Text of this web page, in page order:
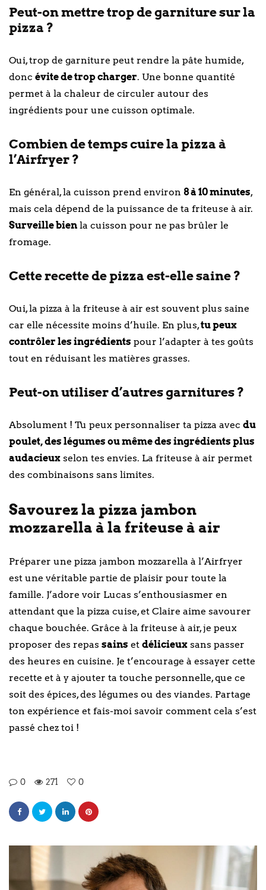
Peut-on mettre trop de garniture sur la
pizza ?
Oui, trop de garniture peut rendre la pâte humide,
donc évite de trop charger. Une bonne quantité
permet à la chaleur de circuler autour des
ingrédients pour une cuisson optimale.
Combien de temps cuire la pizza à
l’Airfryer ?
En général, la cuisson prend environ 8 à 10 minutes,
mais cela dépend de la puissance de ta friteuse à air.
Surveille bien la cuisson pour ne pas brûler le
fromage.
Cette recette de pizza est-elle saine ?
Oui, la pizza à la friteuse à air est souvent plus saine
car elle nécessite moins d’huile. En plus,tu peux
contrôler les ingrédients pour l’adapter à tes goûts
tout en réduisant les matières grasses.
Peut-on utiliser d’autres garnitures ?
Absolument ! Tu peux personnaliser ta pizza avec du
poulet, des légumes ou même des ingrédients plus
audacieux selon tes envies. La friteuse à air permet
des combinaisons sans limites.
Savourez la pizza jambon
mozzarella à la friteuse à air
Préparer une pizza jambon mozzarella à l’Airfryer
est une véritable partie de plaisir pour toute la
famille. J’adore voir Lucas s’enthousiasmer en
attendant que la pizza cuise, et Claire aime savourer
chaque bouchée. Grâce à la friteuse à air, je peux
proposer des repas sains et délicieux sans passer
des heures en cuisine. Je t’encourage à essayer cette
recette et à y ajouter ta touche personnelle, que ce
soit des épices, des légumes ou des viandes. Partage
ton expérience et fais-moi savoir comment cela s’est
passé chez toi !
0 271 0